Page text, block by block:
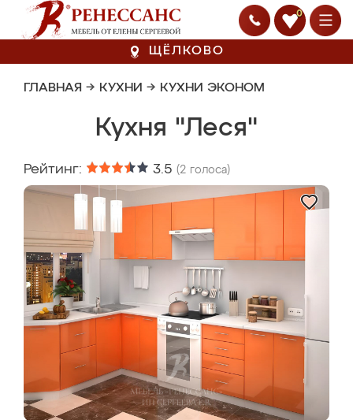
0
ЩЁЛКОВО
ГЛАВНАЯ → КУХНИ → КУХНИ ЭКОНОМ
Кухня "Леся"
Рейтинг: 3.5 (2 голоса)